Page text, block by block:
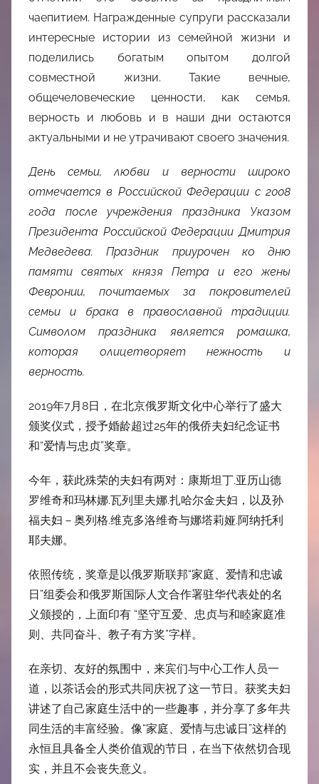
чаепитием. Награжденные супруги рассказали
интересные истории из семейной жизни и
поделились богатым опытом долгой
совместной жизни. Такие вечные,
общечеловеческие ценности, как семья,
верность и любовь и в наши дни остаются
актуальными и не утрачивают своего значения.
День семьи, любви и верности широко
отмечается в Российской Федерации с 2008
года после учреждения праздника Указом
Президента Российской Федерации Дмитрия
Медведева. Праздник приурочен ко дню
памяти святых князя Петра и его жены
Февронии, почитаемых за покровителей
семьи и брака в православной традиции.
Символом праздника является ромашка,
которая олицетворяет нежность и
верность.
2019年7月8日，在北京俄罗斯文化中心举行了盛大
颁奖仪式，授予婚龄超过25年的俄侨夫妇纪念证书
和“爱情与忠贞”奖章。
今年，获此殊荣的夫妇有两对：康斯坦丁.亚历山德
罗维奇和玛林娜.瓦列里夫娜.扎哈尔金夫妇，以及孙
福夫妇－奥列格.维克多洛维奇与娜塔莉娅.阿纳托利
耶夫娜。
依照传统，奖章是以俄罗斯联邦“家庭、爱情和忠诚
日”组委会和俄罗斯国际人文合作署驻华代表处的名
义颁授的，上面印有 “坚守互爱、忠贞与和睦家庭准
则、共同奋斗、教子有方奖”字样。
在亲切、友好的氛围中，来宾们与中心工作人员一
道，以茶话会的形式共同庆祝了这一节日。获奖夫妇
讲述了自己家庭生活中的一些趣事，并分享了多年共
同生活的丰富经验。像“家庭、爱情与忠诚日”这样的
永恒且具备全人类价值观的节日，在当下依然切合现
实，并且不会丧失意义。